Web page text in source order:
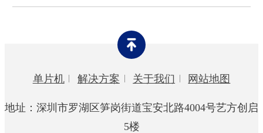
单片机 解决方案 关于我们 网站地图
地址：深圳市罗湖区笋岗街道宝安北路4004号艺方创启
5楼